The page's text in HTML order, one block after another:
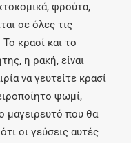
φρούτα,
σε όλες τις
κρασί και το
η ρακή, είναι
να γευτείτε κρασί
ψωμί,
μαγειρευτό που θα
οι γεύσεις αυτές